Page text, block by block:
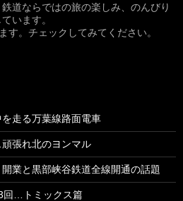
道ならではの旅の楽しみ、のんびり
います。
す。チェックしてみてください。
走る万葉線路面電車
張れ北のヨンマル
業と黒部峡谷鉄道全線開通の話題
回…トミックス篇